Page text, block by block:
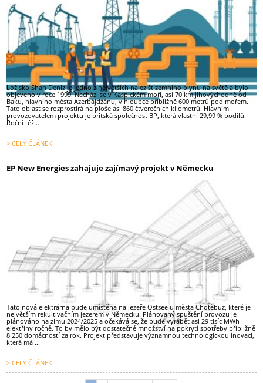
Ložisko Shah Deniz je jedno z největších nalezišť zemního plynu na světě a bylo
objeveno v roce 1999. Nachází se v Kaspickém moři, asi 70 km jihovýchodně od
Baku, hlavního města Ázerbájdžánu, v hloubce přibližně 600 metrů pod mořem.
Tato oblast se rozprostírá na ploše asi 860 čtverečních kilometrů. Hlavním
provozovatelem projektu je britská společnost BP, která vlastní 29,99 % podílů.
Roční těž...
> CELÝ ČLÁNEK
EP New Energies zahajuje zajímavý projekt v Německu
Tato nová elektrárna bude umístěna na jezeře Ostsee u města Chotěbuz, které je
největším rekultivačním jezerem v Německu. Plánovaný spuštění provozu je
plánováno na zimu 2024/2025 a očekává se, že bude vyrábět asi 29 tisíc MWh
elektřiny ročně. To by mělo být dostatečné množství na pokrytí spotřeby přibližně
8 250 domácností za rok. Projekt představuje významnou technologickou inovaci,
která má ...
> CELÝ ČLÁNEK